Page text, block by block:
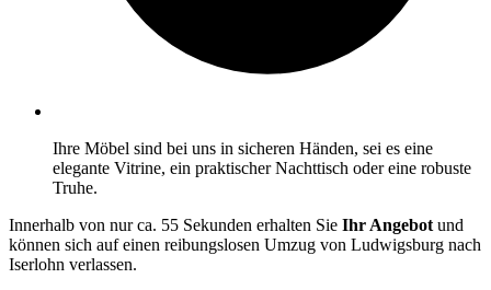
Ihre Möbel sind bei uns in sicheren Händen, sei es eine
elegante Vitrine, ein praktischer Nachttisch oder eine robuste
Truhe.
Innerhalb von nur ca. 55 Sekunden erhalten Sie Ihr Angebot und
können sich auf einen reibungslosen Umzug von Ludwigsburg nach
Iserlohn verlassen.